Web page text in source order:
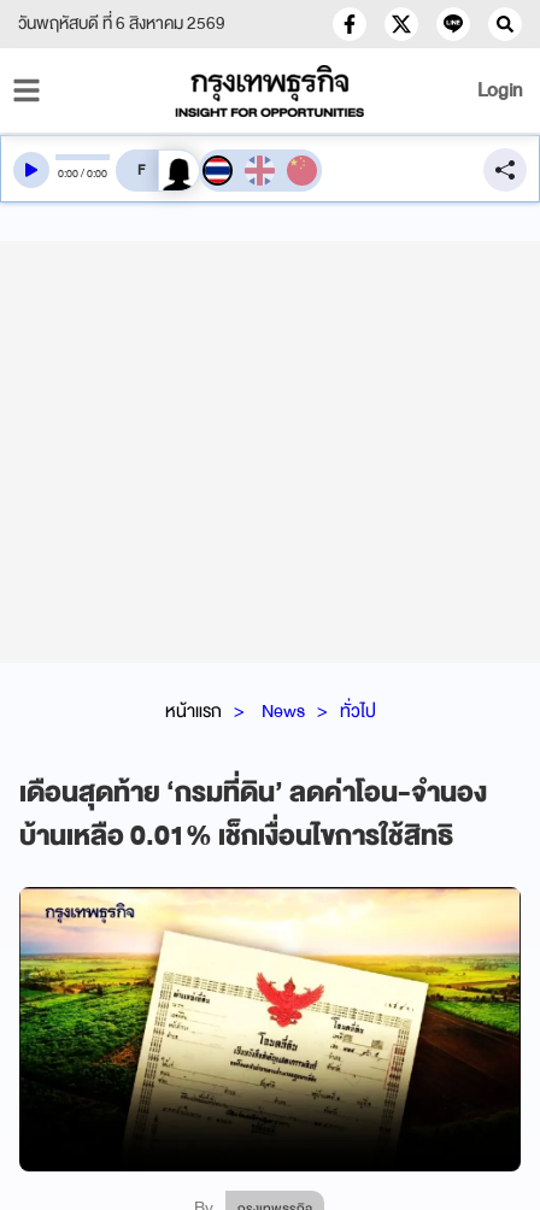
วันพฤหัสบดี ที่ 6 สิงหาคม 2569
Login
หน้าแรก News ทั่วไป
เดือนสุดท้าย ‘กรมที่ดิน’ ลดค่าโอน-จำนอง
บ้านเหลือ 0.01% เช็กเงื่อนไขการใช้สิทธิ
0:00/0:00 สลับเสียงอ่าน